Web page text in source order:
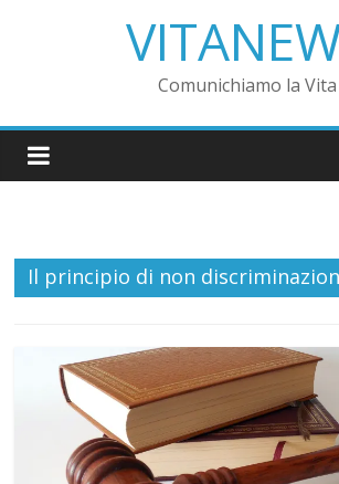
Comunichiamo la Vita
Il principio di non